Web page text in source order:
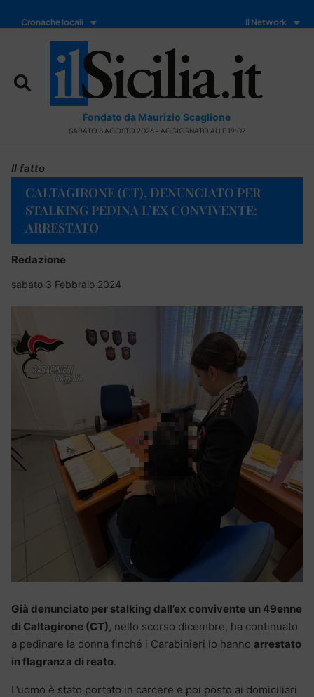
Cronache locali Il Network
Fondato da Maurizio Scaglione
SABATO 8 AGOSTO 2026 - AGGIORNATO ALLE 19:07
Il fatto
CALTAGIRONE (CT), DENUNCIATO PER
STALKING PEDINA L’EX CONVIVENTE:
ARRESTATO
Redazione
sabato 3 Febbraio 2024
Già denunciato per stalking dall’ex convivente un 49enne
di Caltagirone (CT), nello scorso dicembre, ha continuato
a pedinare la donna finché i Carabinieri lo hanno arrestato
in flagranza di reato.
L’uomo è stato portato in carcere e poi posto ai domiciliari